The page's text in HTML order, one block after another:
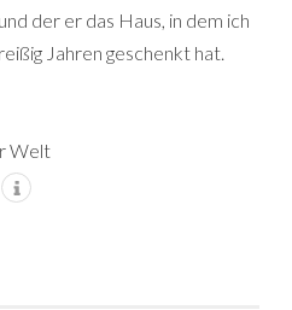
der er das Haus, in dem ich
Jahren geschenkt hat.
Welt